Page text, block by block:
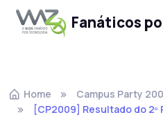
Fanáticos
Home
Campus Party
[CP2009] Resultado do